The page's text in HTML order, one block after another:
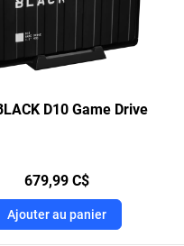
D10 Game Drive
679,99 C$
Ajouter au panier